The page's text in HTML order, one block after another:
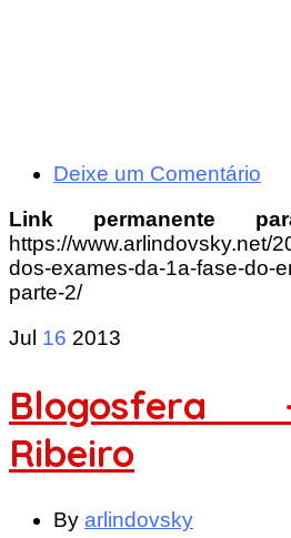
Deixe um Comentário
Link permanente
https://www.arlindovsky.net/
dos-exames-da-1a-fase-do-
parte-2/
Jul 16 2013
Blogosfera
Ribeiro
By arlindovsky